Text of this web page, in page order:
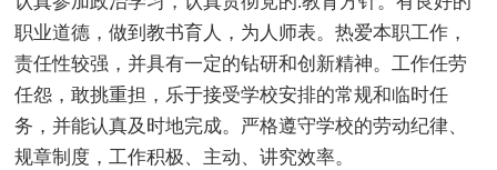
职业道德，做到教书育人，为人师表。热爱本职工作，
责任性较强，并具有一定的钻研和创新精神。工作任劳
任怨，敢挑重担，乐于接受学校安排的常规和临时任
务，并能认真及时地完成。严格遵守学校的劳动纪律、
规章制度，工作积极、主动、讲究效率。